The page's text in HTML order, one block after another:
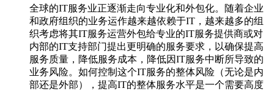
全球的IT服务业正逐渐走向专业化和外包化。随着企业
和政府组织的业务运作越来越依赖于IT，越来越多的组
织考虑将其IT服务运营外包给专业的IT服务提供商或对
内部的IT支持部门提出更明确的服务要求，以确保提高
服务质量，降低服务成本，降低因IT服务中断所导致的
业务风险。如何控制这个IT服务的整体风险（无论是内
部还是外部），提高IT的整体服务水平是一个需要高度